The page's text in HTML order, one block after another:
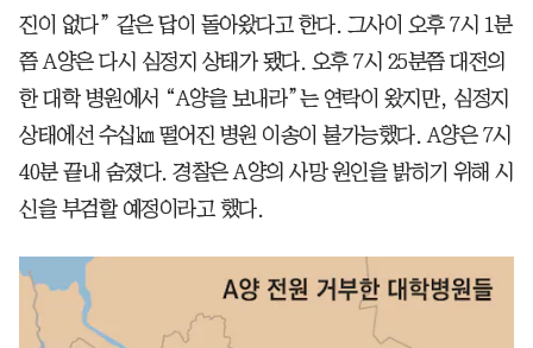
진이 없다” 같은 답이 돌아왔다고 한다. 그사이 오후 7시 1분
쯤 A양은 다시 심정지 상태가 됐다. 오후 7시 25분쯤 대전의
한 대학 병원에서 “A양을 보내라”는 연락이 왔지만, 심정지
상태에선 수십㎞ 떨어진 병원 이송이 불가능했다. A양은 7시
40분 끝내 숨졌다. 경찰은 A양의 사망 원인을 밝히기 위해 시
신을 부검할 예정이라고 했다.